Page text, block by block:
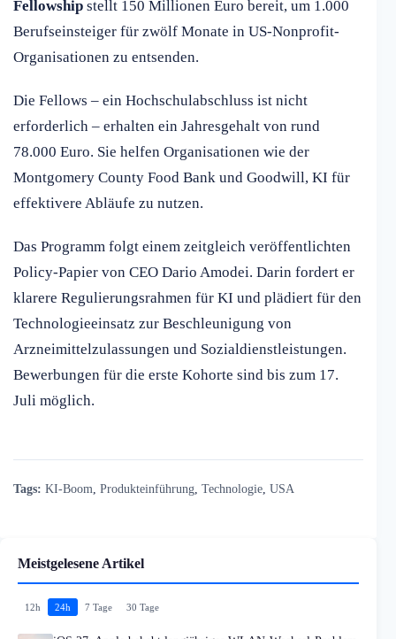
Fellowship stellt 150 Millionen Euro bereit, um 1.000
Berufseinsteiger für zwölf Monate in US-Nonprofit-
Organisationen zu entsenden.
Die Fellows – ein Hochschulabschluss ist nicht
erforderlich – erhalten ein Jahresgehalt von rund
78.000 Euro. Sie helfen Organisationen wie der
Montgomery County Food Bank und Goodwill, KI für
effektivere Abläufe zu nutzen.
Das Programm folgt einem zeitgleich veröffentlichten
Policy-Papier von CEO Dario Amodei. Darin fordert er
klarere Regulierungsrahmen für KI und plädiert für den
Technologieeinsatz zur Beschleunigung von
Arzneimittelzulassungen und Sozialdienstleistungen.
Bewerbungen für die erste Kohorte sind bis zum 17.
Juli möglich.
Tags: KI-Boom Produkteinführung Technologie USA
Meistgelesene Artikel
12h 24h 7 Tage 30 Tage